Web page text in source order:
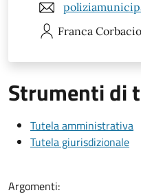
Franca Corbacio
Strumenti di
Tutela amministrativa
Tutela giurisdizionale
Argomenti: